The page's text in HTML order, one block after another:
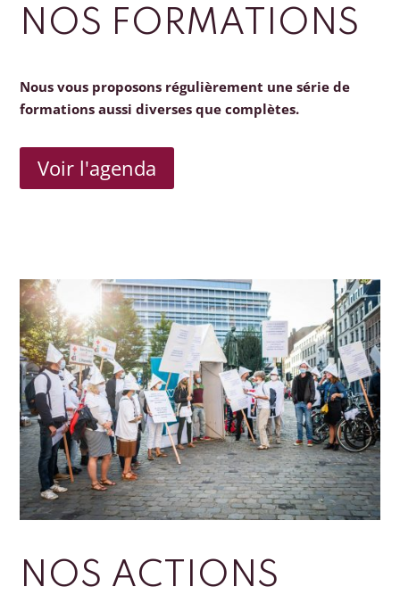
NOS FORMATIONS
Nous vous proposons régulièrement une série de
formations aussi diverses que complètes.
Voir l'agenda
NOS ACTIONS